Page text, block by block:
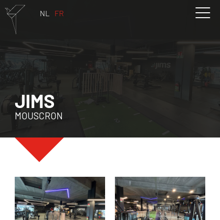
NL FR
JIMS
MOUSCRON